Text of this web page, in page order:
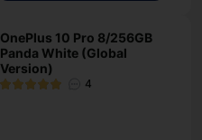
OnePlus 10 Pro 8/256GB
Panda White (Global
Version)
4